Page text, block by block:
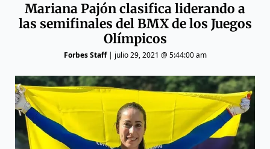
Mariana Pajón clasifica liderando a
las semifinales del BMX de los Juegos
Olímpicos
Forbes Staff| julio 29, 2021 @ 5:44:00 am